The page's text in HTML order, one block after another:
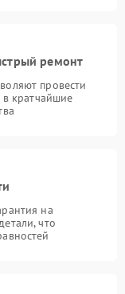
ремонт
провести
в кратчайшие
на
что